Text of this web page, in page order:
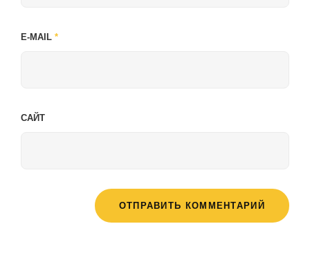
E-MAIL *
САЙТ